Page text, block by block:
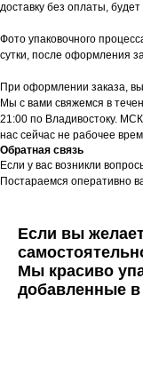
доставку без оплаты,
Фото упаковочного
сутки, после оформления
При оформлении заказа,
Мы с вами свяжемся в
21:00 по Владивостоку.
нас сейчас не рабочее
Обратная связь
Если у вас возникли
Постараемся оперативно
Если вы
Мы красиво
добавленные в